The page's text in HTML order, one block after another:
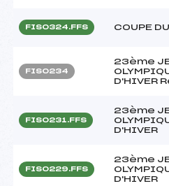
FIS0324.FFS COUPE
FIS0234
23ème
D'HIVER
FIS0231.FFS
23ème
D'HIVER
FIS0229.FFS
23ème
D'HIVER